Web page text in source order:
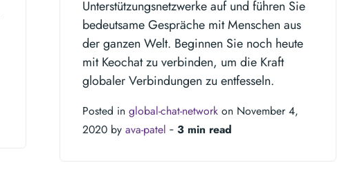
Unterstützungsnetzwerke auf und führen Sie
bedeutsame Gespräche mit Menschen aus
der ganzen Welt. Beginnen Sie noch heute
mit Keochat zu verbinden, um die Kraft
globaler Verbindungen zu entfesseln.
Posted in global-chat-network on November 4,
2020 by ava-patel ‐ 3 min read